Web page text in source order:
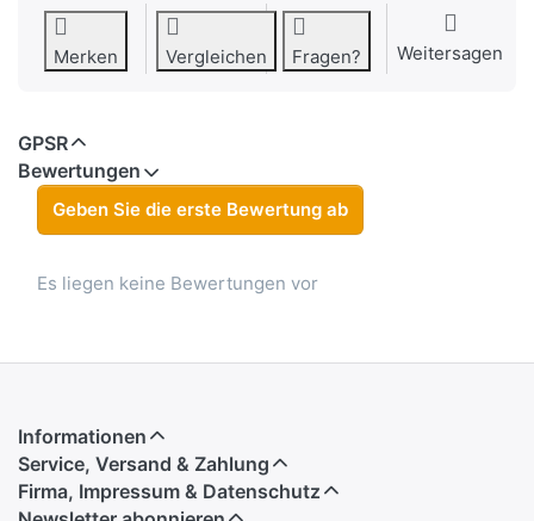
Merken Vergleichen Fragen? Weitersagen
GPSR
Bewertungen
Geben Sie die erste Bewertung ab
Es liegen keine Bewertungen vor
Informationen
Service, Versand & Zahlung
Firma, Impressum & Datenschutz